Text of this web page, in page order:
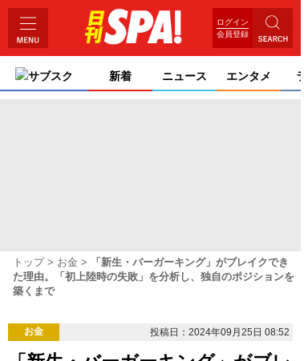
ログイン
会員登録
サブスク 新着 ニュース エンタメ
トップ お金
「新生・バーガーキング」がブレイクでき
た理由。「初上陸時の失敗」を分析し、独自のポジションを
築くまで
お金 投稿日：2024年09月25日 08:52